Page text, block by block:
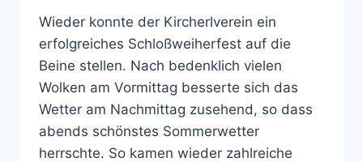
Wieder konnte der Kircherlverein ein
erfolgreiches Schloßweiherfest auf die
Beine stellen. Nach bedenklich vielen
Wolken am Vormittag besserte sich das
Wetter am Nachmittag zusehend, so dass
abends schönstes Sommerwetter
herrschte. So kamen wieder zahlreiche